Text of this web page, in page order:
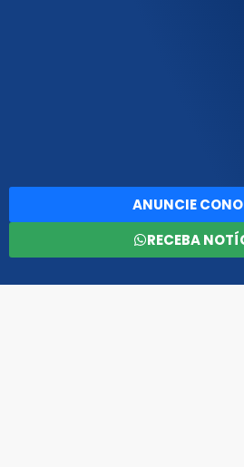
ANUNCIE
RECEBA